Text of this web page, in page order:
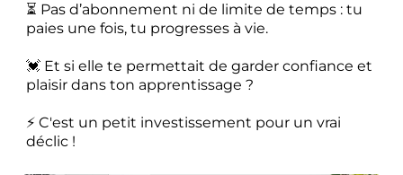
⏳ Pas d’abonnement ni de limite de temps : tu
paies une fois, tu progresses à vie.
💓 Et si elle te permettait de garder confiance et
plaisir dans ton apprentissage ?
⚡ C'est un petit investissement pour un vrai
déclic !